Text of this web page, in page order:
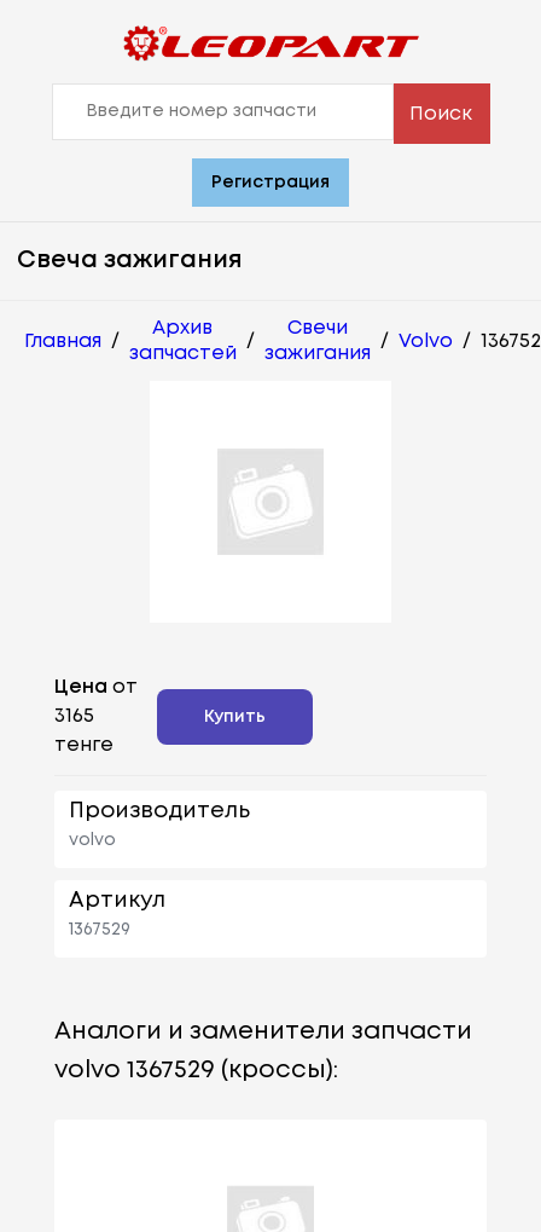
Поиск
Регистрация
Свеча зажигания
Главная /
Архив
запчастей
/
Свечи
зажигания
/ Volvo /
Цена от
3165
тенге
Купить
Производитель
volvo
Артикул
1367529
Аналоги и заменители запчасти
volvo 1367529 (кроссы):